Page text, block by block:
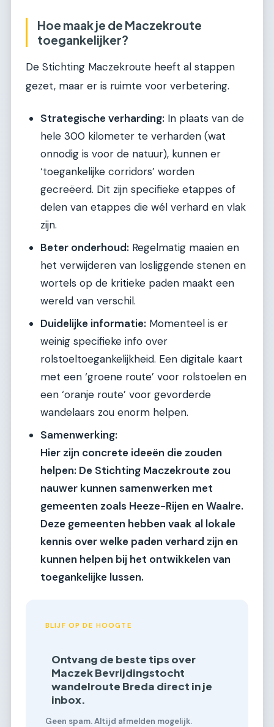
Hoe maak je de Maczekroute
toegankelijker?
De Stichting Maczekroute heeft al stappen
gezet, maar er is ruimte voor verbetering.
Strategische verharding: In plaats van de
hele 300 kilometer te verharden (wat
onnodig is voor de natuur), kunnen er
‘toegankelijke corridors’ worden
gecreëerd. Dit zijn specifieke etappes of
delen van etappes die wél verhard en vlak
zijn.
Beter onderhoud: Regelmatig maaien en
het verwijderen van losliggende stenen en
wortels op de kritieke paden maakt een
wereld van verschil.
Duidelijke informatie: Momenteel is er
weinig specifieke info over
rolstoeltoegankelijkheid. Een digitale kaart
met een ‘groene route’ voor rolstoelen en
een ‘oranje route’ voor gevorderde
wandelaars zou enorm helpen.
Samenwerking:
Hier zijn concrete ideeën die zouden
helpen: De Stichting Maczekroute zou
nauwer kunnen samenwerken met
gemeenten zoals Heeze-Rijen en Waalre.
Deze gemeenten hebben vaak al lokale
kennis over welke paden verhard zijn en
kunnen helpen bij het ontwikkelen van
toegankelijke lussen.
BLIJF OP DE HOOGTE
Ontvang de beste tips over
Maczek Bevrijdingstocht
wandelroute Breda direct in je
inbox.
Geen spam. Altijd afmelden mogelijk.